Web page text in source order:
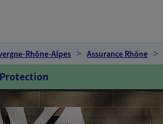
Rhône-Alpes Assurance Rhône